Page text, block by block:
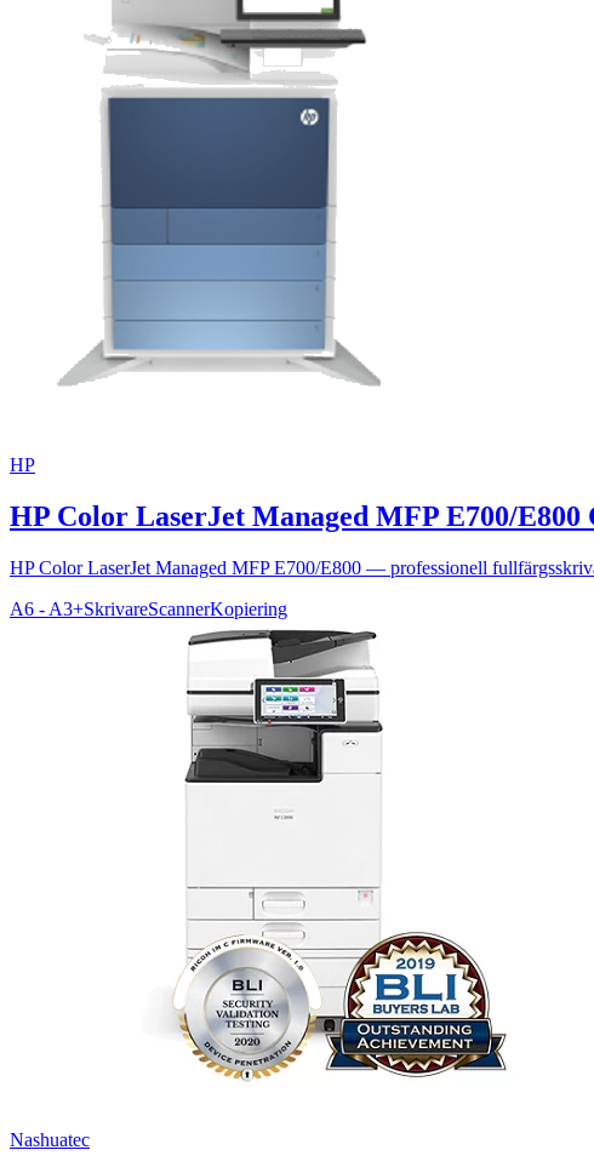
HP
HP Color LaserJet Managed MFP E700/
HP Color LaserJet Managed MFP E700/E800 — professionell
A6 - A3+SkrivareScannerKopiering
Nashuatec